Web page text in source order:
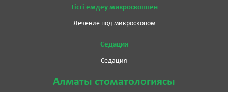
Тісті емдеу микроскоппен
Лечение под микроскопом
Седация
Седация
Алматы стоматологиясы